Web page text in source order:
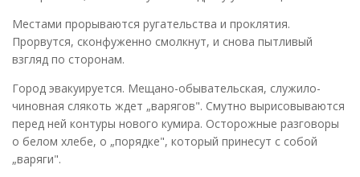
Местами прорываются ругательства и проклятия.
Прорвутся, сконфуженно смолкнут, и снова пытливый
взгляд по сторонам.
Город эвакуируется. Мещано-обывательская, служило-
чиновная слякоть ждет „варягов". Смутно вырисовываются
перед ней контуры нового кумира. Осторожные разговоры
о белом хлебе, о „порядке", который принесут с собой
„варяги".